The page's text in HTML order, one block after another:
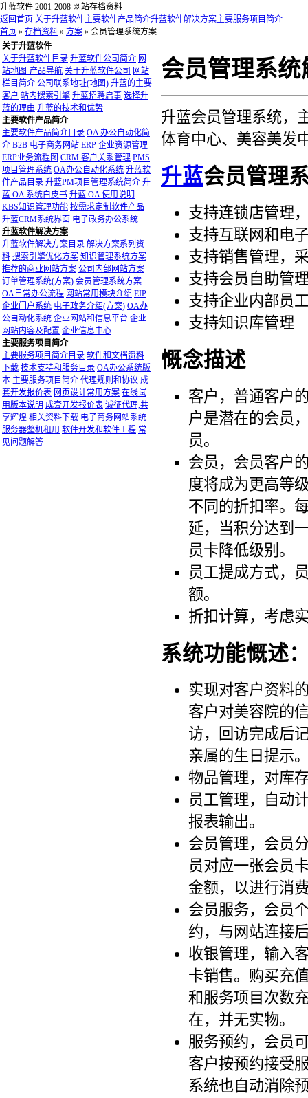
升蓝软件 2001-2008 网站存档资料
返回首页 关于升蓝软件主要软件产品简介升蓝软件解决方案主要服务项目简介
首页 » 存档资料 » 方案 » 会员管理系统方案
关于升蓝软件
关于升蓝软件目录 升蓝软件公司简介 网
站地图-产品导航 关于升蓝软件公司 网站
栏目简介 公司联系地址(地图) 升蓝的主要
客户 站内搜索引擎 升蓝招聘启事 选择升
蓝的理由 升蓝的技术和优势
主要软件产品简介
主要软件产品简介目录 OA 办公自动化简
介 B2B 电子商务网站 ERP 企业资源管理
ERP业务流程图 CRM 客户关系管理 PMS
项目管理系统 OA办公自动化系统 升蓝软
件产品目录 升蓝PM项目管理系统简介 升
蓝 OA 系统白皮书 升蓝 OA 使用说明
KBS知识管理功能 按需求定制软件产品
升蓝CRM系统界面 电子政务办公系统
升蓝软件解决方案
升蓝软件解决方案目录 解决方案系列资
料 搜索引擎优化方案 知识管理系统方案
推荐的商业网站方案 公司内部网站方案
订单管理系统(方案) 会员管理系统方案
OA日常办公流程 网站常用模块介绍 EIP
企业门户系统 电子政务介绍(方案) OA办
公自动化系统 企业网站和信息平台 企业
网站内容及配置 企业信息中心
主要服务项目简介
主要服务项目简介目录 软件和文档资料
下载 技术支持和服务目录 OA办公系统版
本 主要服务项目简介 代理规则和协议 成
套开发报价表 网页设计常用方案 在线试
用版本说明 成套开发报价表 诚征代理,共
享辉煌 相关资料下载 电子商务网站系统
服务器整机租用 软件开发和软件工程 常
见问题解答
会员管理系
升蓝会员管理系统，
体育中心、美容美发
升蓝会员管理
支持连锁店管理
支持互联网和电
支持销售管理，
支持会员自助管
支持企业内部员
支持知识库管理
慨念描述
客户，普通客户
户是潜在的会员
员。
会员，会员客户
度将成为更高等
不同的折扣率。
延，当积分达到
员卡降低级别。
员工提成方式，
额。
折扣计算，考虑
系统功能慨述
实现对客户资料
客户对美容院的
访，回访完成后
亲属的生日提示
物品管理，对库
员工管理，自动
报表输出。
会员管理，会员
员对应一张会员
金额，以进行消
会员服务，会员
约，与网站连接
收银管理，输入
卡销售。购买充
和服务项目次数
在，并无实物。
服务预约，会员
客户按预约接受
系统也自动消除